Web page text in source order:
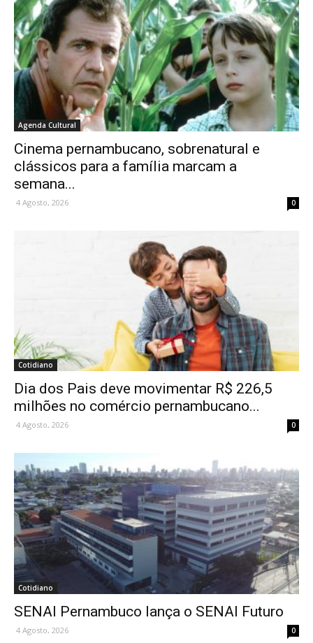
Agenda Cultural
Cinema pernambucano, sobrenatural e
clássicos para a família marcam a
semana...
4 Agosto, 2026 0
Cotidiano
Dia dos Pais deve movimentar R$ 226,5
milhões no comércio pernambucano...
4 Agosto, 2026 0
Cotidiano
SENAI Pernambuco lança o SENAI Futuro
4 Agosto, 2026 0